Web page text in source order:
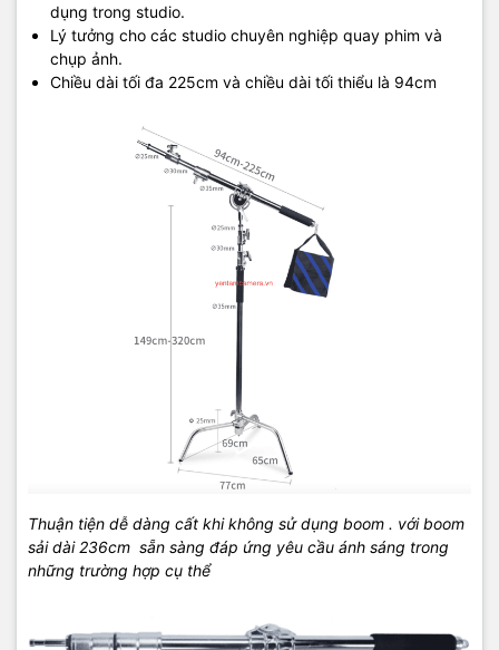
dụng trong studio.
Lý tưởng cho các studio chuyên nghiệp quay phim và
chụp ảnh.
Chiều dài tối đa 225cm và chiều dài tối thiểu là 94cm
Thuận tiện dễ dàng cất khi không sử dụng boom . với boom
sải dài 236cm sẵn sàng đáp ứng yêu cầu ánh sáng trong
những trường hợp cụ thể